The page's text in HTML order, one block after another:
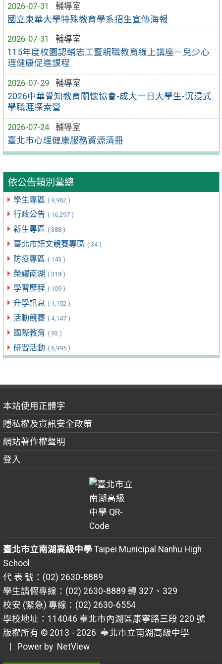
2026-07-31
輔導室
國立東華大學特殊教育學系招生宣傳海報
2026-07-31
輔導室
115年度校園認輔志工暨親職教育線上講座－兒少心
理健康促進課程
2026-07-29
輔導室
2026中華覺知教育關懷協會-成大一日大學生-沉浸式
學職涯探索營
2026-07-24
輔導室
臺北市心理健康服務資源清冊
依公告類別彙總
學生專區 ( 9,962 )
行政公告 ( 16,297 )
新生專區 ( 388 )
臺北市語文競賽專區 ( 34 )
防疫專區 ( 143 )
榮耀南湖 ( 318 )
學習歷程 ( 109 )
升學訊息 ( 1,152 )
活動競賽 ( 4,147 )
國際教育 ( 93 )
研習活動 ( 6,995 )
本站使用正體字
隱私權及資訊安全政策
網站著作權聲明
登入
臺北市立南湖高級中學Taipei Municipal Nanhu High
School
代 表 號：(02) 2630-8889
學生請假專線：(02) 2630-8889 轉 327、329
校安 (緊急) 專線：(02) 2630-6554
學校地址：114046 臺北市內湖區康寧路三段 220 號
版權所有 © 2013 - 2026 臺北市立南湖高級中學
| Power by NetView